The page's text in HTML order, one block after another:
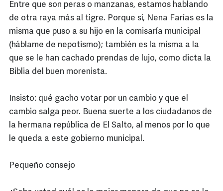
Entre que son peras o manzanas, estamos hablando
de otra raya más al tigre. Porque sí, Nena Farías es la
misma que puso a su hijo en la comisaría municipal
(háblame de nepotismo); también es la misma a la
que se le han cachado prendas de lujo, como dicta la
Biblia del buen morenista.
Insisto: qué gacho votar por un cambio y que el
cambio salga peor. Buena suerte a los ciudadanos de
la hermana república de El Salto, al menos por lo que
le queda a este gobierno municipal.
Pequeño consejo